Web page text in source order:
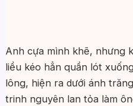
Anh cựa mình khẽ, nhưng
liều kéo hẳn quần lót
lông, hiện ra dưới ánh
trinh nguyên lan tỏa làm